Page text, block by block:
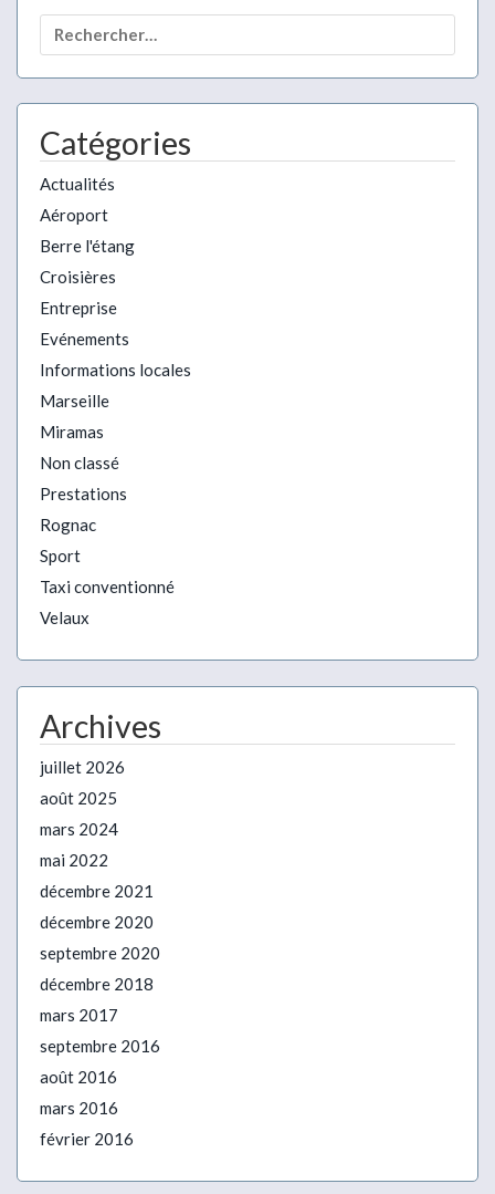
Catégories
Actualités
Aéroport
Berre l'étang
Croisières
Entreprise
Evénements
Informations locales
Marseille
Miramas
Non classé
Prestations
Rognac
Sport
Taxi conventionné
Velaux
Archives
juillet 2026
août 2025
mars 2024
mai 2022
décembre 2021
décembre 2020
septembre 2020
décembre 2018
mars 2017
septembre 2016
août 2016
mars 2016
février 2016